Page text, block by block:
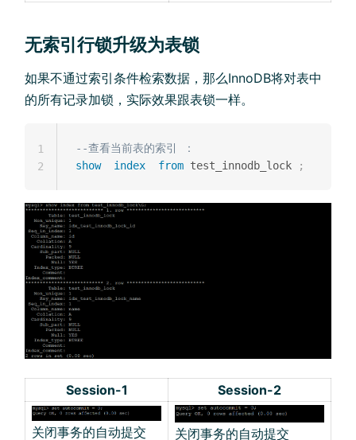
无索引行锁升级为表锁
如果不通过索引条件检索数据，那么InnoDB将对表中
的所有记录加锁，实际效果跟表锁一样。
--查看当前表的索引 ：
show
index from test_innodb_lock ;
1
2
Session-1 Session-2
关闭事务的自动提交 关闭事务的自动提交